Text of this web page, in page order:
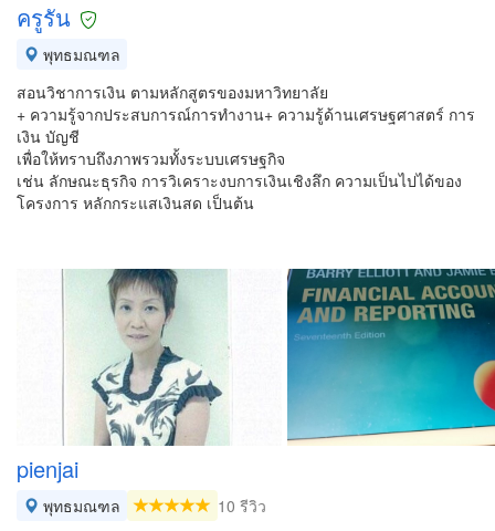
ครูรัน
พุทธมณฑล
สอนวิชาการเงิน ตามหลักสูตรของมหาวิทยาลัย
+ ความรู้จากประสบการณ์การทำงาน+ ความรู้ด้านเศรษฐศาสตร์ การ
เงิน บัญชี
เพื่อให้ทราบถึงภาพรวมทั้งระบบเศรษฐกิจ
เช่น ลักษณะธุรกิจ การวิเคราะงบการเงินเชิงลึก ความเป็นไปได้ของ
โครงการ หลักกระแสเงินสด เป็นต้น
pienjai
พุทธมณฑล
10 รีวิว